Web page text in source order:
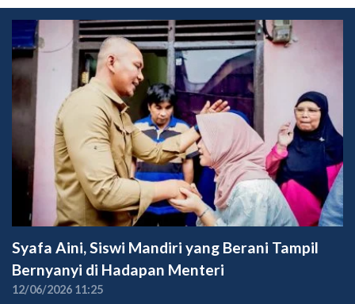
Syafa Aini, Siswi Mandiri yang Berani Tampil
Bernyanyi di Hadapan Menteri
12/06/2026 11:25